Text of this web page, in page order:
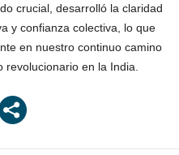
crucial, desarrolló la claridad
y confianza colectiva, lo que
en nuestro continuo camino
en la India.